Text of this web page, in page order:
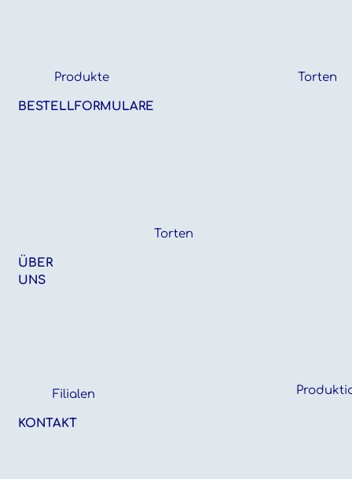
Produkte Torten
BESTELLFORMULARE
Torten
ÜBER
UNS
Filialen
KONTAKT